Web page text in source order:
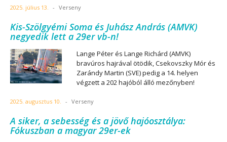
2025. július 13. - Verseny
Kis-Szölgyémi Soma és Juhász András (AMVK)
negyedik lett a 29er vb-n!
Lange Péter és Lange Richárd (AMVK)
bravúros hajrával ötödik, Csekovszky Mór és
Zarándy Martin (SVE) pedig a 14. helyen
végzett a 202 hajóból álló mezőnyben!
2025. augusztus 10. - Verseny
A siker, a sebesség és a jövő hajóosztálya:
Fókuszban a magyar 29er-ek